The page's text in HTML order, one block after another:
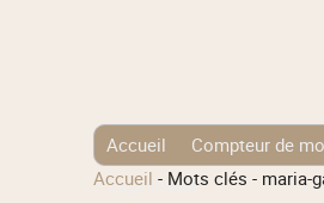
Accueil Compteur de
Tags Cloud
Accueil - Mots clés - maria-